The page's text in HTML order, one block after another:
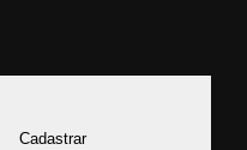
Cadastrar